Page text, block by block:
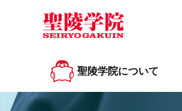
聖陵学院について